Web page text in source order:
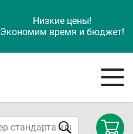
Низкие цены!
Экономим время и бюджет!